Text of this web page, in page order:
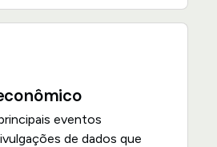
eventos
de dados que